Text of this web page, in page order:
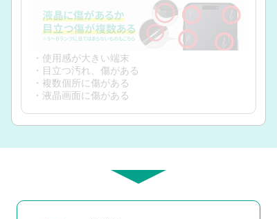
・使用感が大きい端末
・目立つ汚れ、傷がある
・複数個所に傷がある
・液晶画面に傷がある